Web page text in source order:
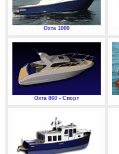
Охта 1000
Охта 860 - Спорт